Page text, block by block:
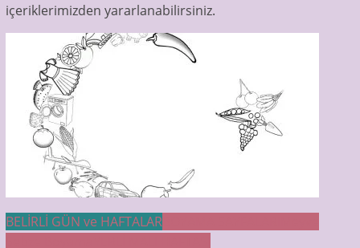
içeriklerimizden yararlanabilirsiniz.
BELİRLİ GÜN ve HAFTALARBOYAMA SAYFALARI